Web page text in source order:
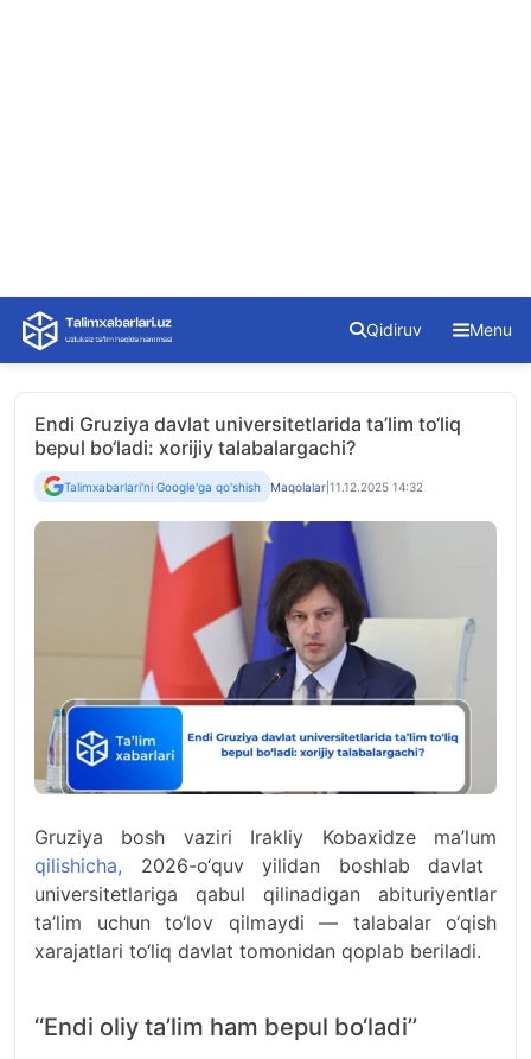
Skip
content
Qidiruv Menu
Endi Gruziya davlat universitetlarida ta’lim to‘liq
bepul bo‘ladi: xorijiy talabalargachi?
Talimxabarlari'ni Google'ga qo'shish Maqolalar 11.12.2025 14:32
Gruziya bosh vaziri Irakliy Kobaxidze ma’lum
qilishicha, 2026-o‘quv yilidan boshlab davlat
universitetlariga qabul qilinadigan abituriyentlar
ta’lim uchun to‘lov qilmaydi — talabalar o‘qish
xarajatlari to‘liq davlat tomonidan qoplab beriladi.
‘‘Endi oliy ta’lim ham bepul bo‘ladi’’